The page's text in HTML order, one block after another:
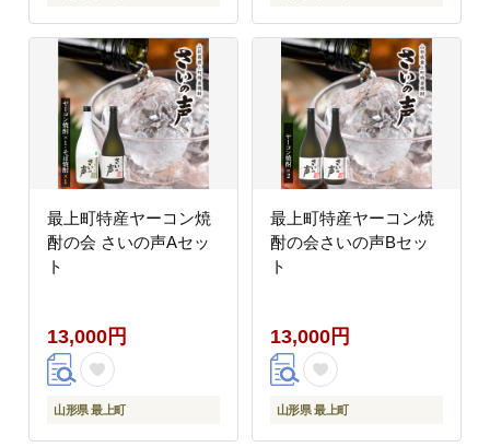
最上町特産ヤーコン焼
酎の会 さいの声Aセッ
ト
13,000円
山形県 最上町
最上町特産ヤーコン焼
酎の会さいの声Bセッ
ト
13,000円
山形県 最上町